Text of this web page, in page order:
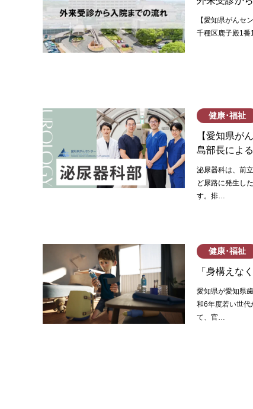
【愛知県がんセ
千種区鹿子殿1
健康･福祉
【愛知県が
島部長によ
泌尿器科は、前
ど尿路に発生し
す。排…
健康･福祉
「身構えな
愛知県が愛知県
和6年度若い世代
て、官…